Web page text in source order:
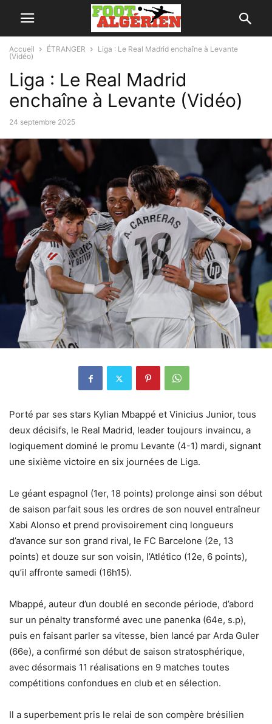
Accueil ÉTRANGER
Liga : Le Real Madrid enchaîne à Levante
(Vidéo)
Liga : Le Real Madrid
enchaîne à Levante (Vidéo)
24 septembre 2025
Porté par ses stars Kylian Mbappé et Vinicius Junior, tous
deux décisifs, le Real Madrid, leader toujours invaincu, a
logiquement dominé le promu Levante (4-1) mardi, signant
une sixième victoire en six journées de Liga.
Le géant espagnol (1er, 18 points) prolonge ainsi son début
de saison parfait sous les ordres de son nouvel entraîneur
Xabi Alonso et prend provisoirement cinq longueurs
d’avance sur son grand rival, le FC Barcelone (2e, 13
points) et douze sur son voisin, l’Atlético (12e, 6 points),
qu’il affronte samedi (16h15).
Mbappé, auteur d’un doublé en seconde période, d’abord
sur un pénalty transformé avec une panenka (64e, s.p),
puis en faisant parler sa vitesse, bien lancé par Arda Guler
(66e), a confirmé son début de saison stratosphérique,
avec désormais 11 réalisations en 9 matches toutes
compétitions confondues en club et en sélection.
Il a superbement pris le relai de son compère brésilien